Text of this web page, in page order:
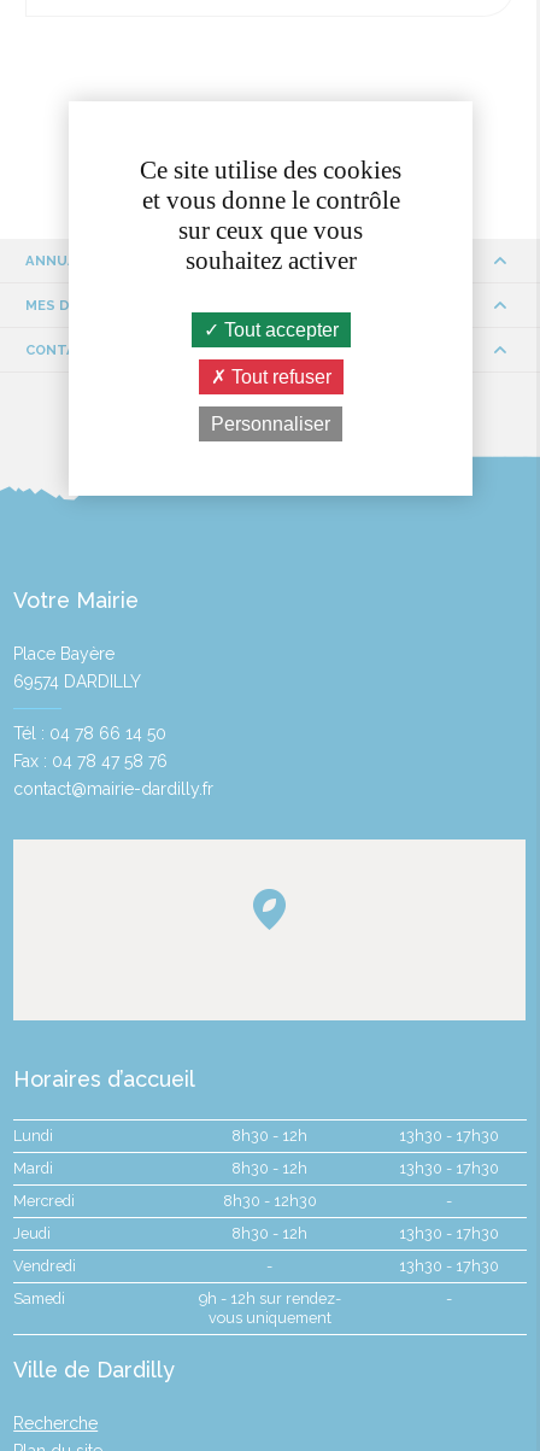
ANNUAIRE
MES DÉMARCHES
CONTACTS ET HORAIRES
Votre Mairie
Place Bayère
69574 DARDILLY
Tél : 04 78 66 14 50
Fax : 04 78 47 58 76
contact@mairie-dardilly.fr
Horaires d’accueil
Lundi 8h30 - 12h
13h30 - 17h30
Mardi
8h30 - 12h
13h30 - 17h30
Mercredi
8h30 - 12h30
-
Jeudi
8h30 - 12h
13h30 - 17h30
Vendredi
-
13h30 - 17h30
Samedi
9h - 12h sur rendez-
vous uniquement
-
Ville de Dardilly
Recherche
Ce site utilise des cookies
et vous donne le contrôle
sur ceux que vous
souhaitez activer
Tout accepter
Tout refuser
Personnaliser